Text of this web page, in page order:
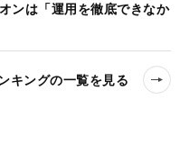
ンは「運用を徹底できなか
キングの一覧を見る